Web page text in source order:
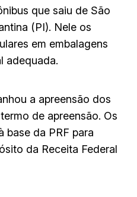
que saiu de São
(PI). Nele os
em embalagens
adequada.
a apreensão dos
de apreensão. Os
base da PRF para
da Receita Federal